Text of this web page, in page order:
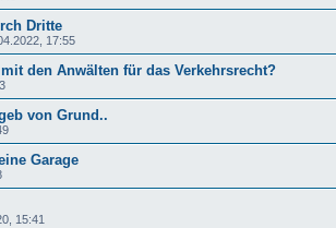
Dritte
17:55
den Anwälten für das Verkehrsrecht?
von Grund..
Garage
15:41